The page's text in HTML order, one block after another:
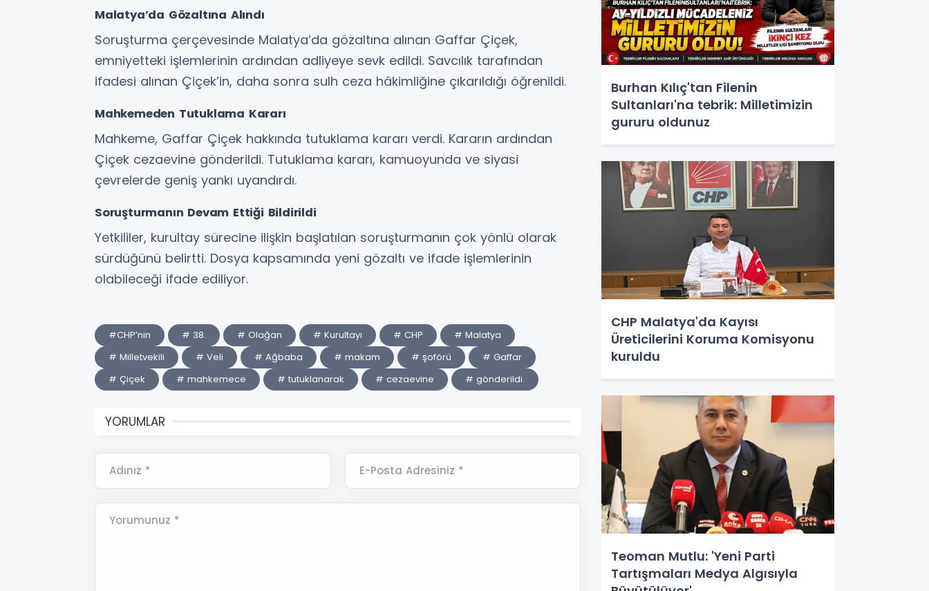
Malatya’da Gözaltına Alındı
Soruşturma çerçevesinde Malatya’da gözaltına alınan Gaffar Çiçek,
emniyetteki işlemlerinin ardından adliyeye sevk edildi. Savcılık tarafından
ifadesi alınan Çiçek’in, daha sonra sulh ceza hâkimliğine çıkarıldığı öğrenildi.
Mahkemeden Tutuklama Kararı
Mahkeme, Gaffar Çiçek hakkında tutuklama kararı verdi. Kararın ardından
Çiçek cezaevine gönderildi. Tutuklama kararı, kamuoyunda ve siyasi
çevrelerde geniş yankı uyandırdı.
Soruşturmanın Devam Ettiği Bildirildi
Yetkililer, kurultay sürecine ilişkin başlatılan soruşturmanın çok yönlü olarak
sürdüğünü belirtti. Dosya kapsamında yeni gözaltı ve ifade işlemlerinin
olabileceği ifade ediliyor.
#CHP’nin # 38. # Olağan # Kurultayı # CHP
# Malatya
# Milletvekili
# Veli # Ağbaba # makam # şoförü
# Gaffar
# Çiçek
# mahkemece # tutuklanarak # cezaevine # gönderildi.
YORUMLAR
Adınız * E-Posta Adresiniz *
Yorumunuz *
Burhan Kılıç'tan Filenin
Sultanları'na tebrik: Milletimizin
gururu oldunuz
CHP Malatya'da Kayısı
Üreticilerini Koruma Komisyonu
kuruldu
Teoman Mutlu: 'Yeni Parti
Tartışmaları Medya Algısıyla